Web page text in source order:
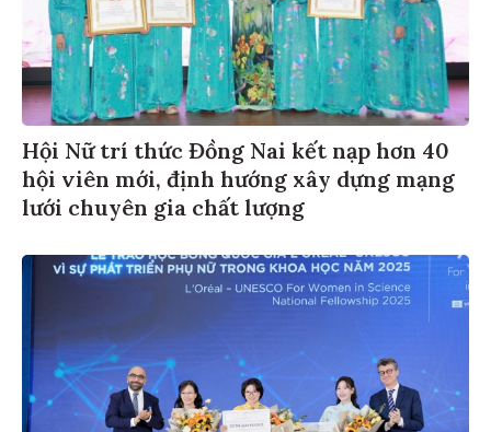
Hội Nữ trí thức Đồng Nai kết nạp hơn 40
hội viên mới, định hướng xây dựng mạng
lưới chuyên gia chất lượng